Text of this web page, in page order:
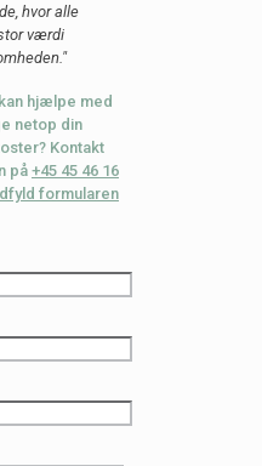
hvor alle
værdi
hjælpe med
netop din
Kontakt
på +45 45 46 16
formularen